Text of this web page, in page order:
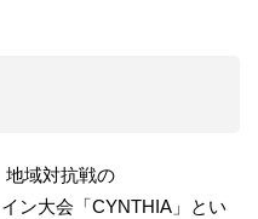
地域対抗戦の
ン大会「CYNTHIA」とい